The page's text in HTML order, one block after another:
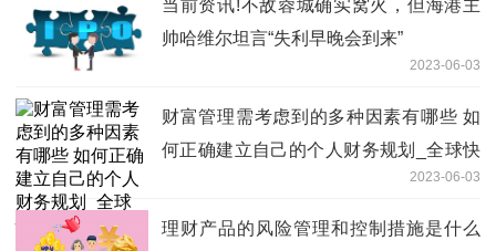
当前资讯!不敌蓉城确实窝火，但海港主
帅哈维尔坦言“失利早晚会到来”
2023-06-03
财富管理需考虑到的多种因素有哪些 如
何正确建立自己的个人财务规划_全球快
2023-06-03
理财产品的风险管理和控制措施是什么